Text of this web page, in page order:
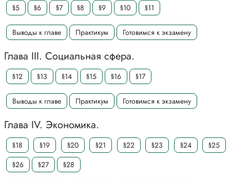
§5 §6 §7 §8 §9 §10 §11
Выводы к главе Практикум Готовимся к экзамену
Глава III. Социальная сфера.
§12 §13 §14 §15 §16 §17
Выводы к главе Практикум Готовимся к экзамену
Глава IV. Экономика.
§18 §19 §20 §21 §22 §23 §24
§25
§26
§27 §28